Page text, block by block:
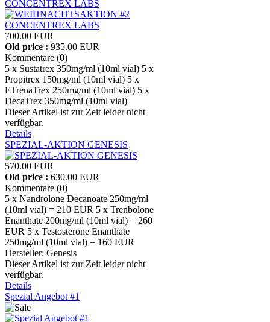
CONCENTREX LABS
700.00 EUR
Old price : 935.00 EUR
Kommentare (0)
5 x Sustatrex 350mg/ml (10ml vial) 5 x
Propitrex 150mg/ml (10ml vial) 5 x
ETrenaTrex 250mg/ml (10ml vial) 5 x
DecaTrex 350mg/ml (10ml vial)
Dieser Artikel ist zur Zeit leider nicht
verfügbar.
Details
SPEZIAL-AKTION GENESIS
570.00 EUR
Old price : 630.00 EUR
Kommentare (0)
5 x Nandrolone Decanoate 250mg/ml
(10ml vial) = 210 EUR 5 x Trenbolone
Enanthate 200mg/ml (10ml vial) = 260
EUR 5 x Testosterone Enanthate
250mg/ml (10ml vial) = 160 EUR
Hersteller: Genesis
Dieser Artikel ist zur Zeit leider nicht
verfügbar.
Details
Spezial Angebot #1